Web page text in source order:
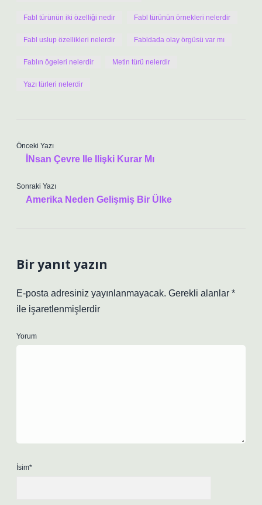
Fabl türünün iki özelliği nedir Fabl türünün örnekleri nelerdir
Fabl uslup özellikleri nelerdir Fabldada olay örgüsü var mı
Fablın ögeleri nelerdir Metin türü nelerdir
Yazı türleri nelerdir
Önceki Yazı
İNsan Çevre Ile Ilişki Kurar Mı
Sonraki Yazı
Amerika Neden Gelişmiş Bir Ülke
Bir yanıt yazın
E-posta adresiniz yayınlanmayacak. Gerekli alanlar *
ile işaretlenmişlerdir
Yorum
İsim*